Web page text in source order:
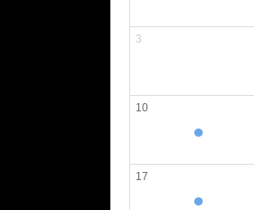
3
10
●
17
●